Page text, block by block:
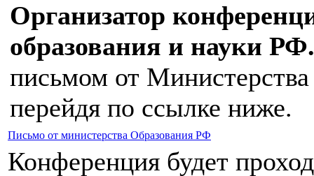
Организатор
образования и науки РФ.
письмом от
перейдя по ссылке ниже.
Письмо от министерства Образования РФ
Конференция будет